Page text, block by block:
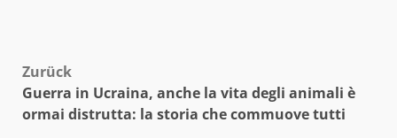
Beitragsnavigation
Zurück
Guerra in Ucraina, anche la vita degli animali è
ormai distrutta: la storia che commuove tutti